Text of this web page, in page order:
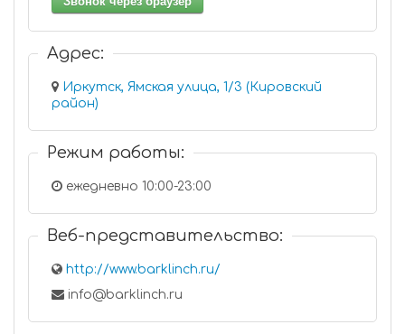
Адрес:
Иркутск, Ямская улица, 1/3 (Кировский
район)
Режим работы:
ежедневно 10:00-23:00
Веб-представительство:
http://www.barklinch.ru/
info@barklinch.ru